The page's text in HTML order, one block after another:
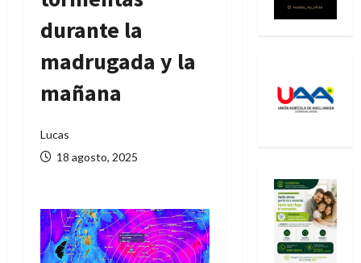
durante la
madrugada y la
mañana
Lucas
18 agosto, 2025